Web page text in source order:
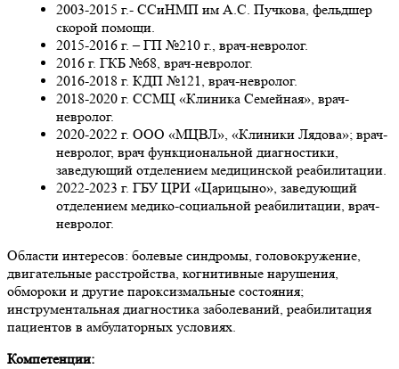
2003-2015 г.- ССиНМП им А.С. Пучкова, фельдшер
скорой помощи.
2015-2016 г. – ГП №210 г., врач-невролог.
2016 г. ГКБ №68, врач-невролог.
2016-2018 г. КДП №121, врач-невролог.
2018-2020 г. ССМЦ «Клиника Семейная», врач-
невролог.
2020-2022 г. ООО «МЦВЛ», «Клиники Лядова»; врач-
невролог, врач функциональной диагностики,
заведующий отделением медицинской реабилитации.
2022-2023 г. ГБУ ЦРИ «Царицыно», заведующий
отделением медико-социальной реабилитации, врач-
невролог.
Области интересов: болевые синдромы, головокружение,
двигательные расстройства, когнитивные нарушения,
обмороки и другие пароксизмальные состояния;
инструментальная диагностика заболеваний, реабилитация
пациентов в амбулаторных условиях.
Компетенции: